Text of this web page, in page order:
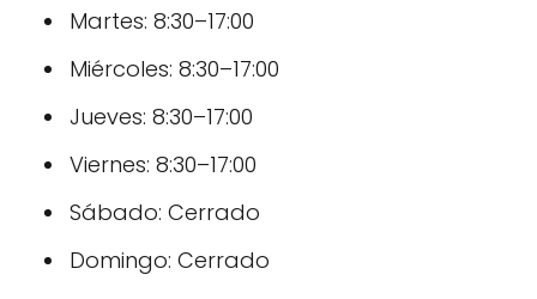
Martes: 8:30–17:00
Miércoles: 8:30–17:00
Jueves: 8:30–17:00
Viernes: 8:30–17:00
Sábado: Cerrado
Domingo: Cerrado